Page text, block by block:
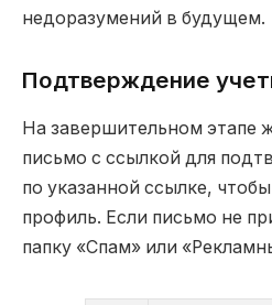
недоразумений в будущем.
Подтверждение
На завершительном этапе
письмо с ссылкой для
по указанной ссылке,
профиль. Если письмо не
папку «Спам» или